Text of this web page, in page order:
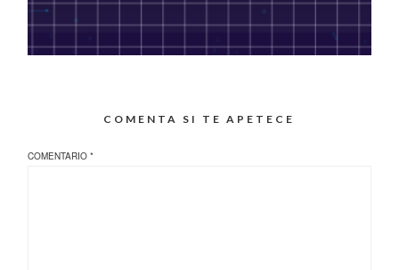
COMENTA SI TE APETECE
COMENTARIO*